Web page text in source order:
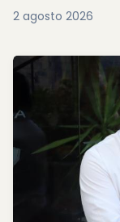
2 agosto 2026